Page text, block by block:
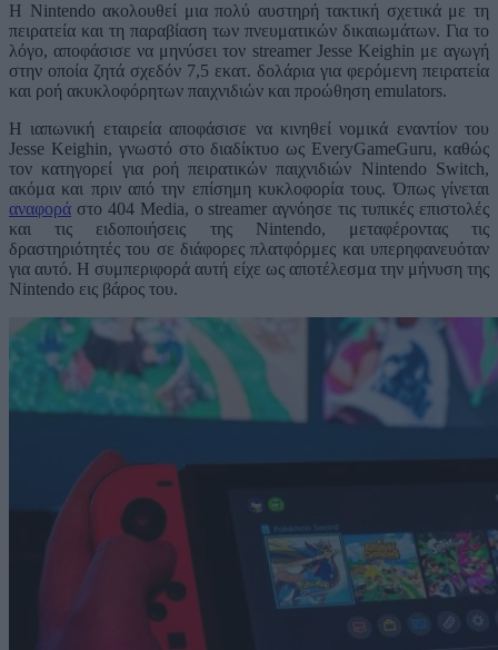
Η Nintendo ακολουθεί μια πολύ αυστηρή τακτική σχετικά με τη
πειρατεία και τη παραβίαση των πνευματικών δικαιωμάτων. Για το
λόγο, αποφάσισε να μηνύσει τον streamer Jesse Keighin με αγωγή
στην οποία ζητά σχεδόν 7,5 εκατ. δολάρια για φερόμενη πειρατεία
και ροή ακυκλοφόρητων παιχνιδιών και προώθηση emulators.
Η ιαπωνική εταιρεία αποφάσισε να κινηθεί νομικά εναντίον του
Jesse Keighin, γνωστό στο διαδίκτυο ως EveryGameGuru, καθώς
τον κατηγορεί για ροή πειρατικών παιχνιδιών Nintendo Switch,
ακόμα και πριν από την επίσημη κυκλοφορία τους. Όπως γίνεται
αναφορά στο 404 Media, o streamer αγνόησε τις τυπικές επιστολές
και τις ειδοποιήσεις της Nintendo, μεταφέροντας τις
δραστηριότητές του σε διάφορες πλατφόρμες και υπερηφανευόταν
για αυτό. Η συμπεριφορά αυτή είχε ως αποτέλεσμα την μήνυση της
Nintendo εις βάρος του.